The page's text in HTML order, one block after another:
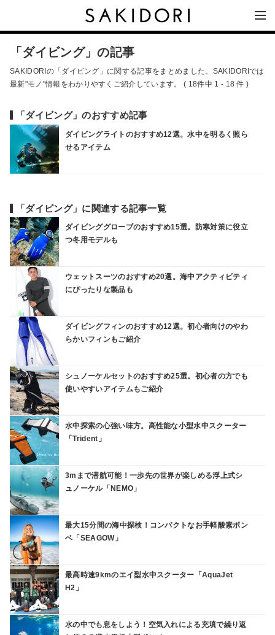
「ダイビング」の記事
SAKIDORIの「ダイビング」に関する記事をまとめました。SAKIDORIでは
最新"モノ"情報をわかりやすくご紹介しています。 ( 18件中 1 - 18 件 )
「ダイビング」のおすすめ記事
ダイビングライトのおすすめ12選。水中を明るく照ら
せるアイテム
「ダイビング」に関連する記事一覧
ダイビンググローブのおすすめ15選。防寒対策に役立
つ冬用モデルも
ウェットスーツのおすすめ20選。海中アクティビティ
にぴったりな製品も
ダイビングフィンのおすすめ12選。初心者向けのやわ
らかいフィンもご紹介
シュノーケルセットのおすすめ25選。初心者の方でも
使いやすいアイテムもご紹介
水中探索の心強い味方。高性能な小型水中スクーター
「Trident」
3mまで潜航可能！一歩先の世界が楽しめる浮上式シ
ュノーケル「NEMO」
最大15分間の海中探検！コンパクトなお手軽酸素ボン
ベ「SEAGOW」
最高時速9kmのエイ型水中スクーター「AquaJet
H2」
水の中でも息をしよう！空気入れによる充填で繰り返